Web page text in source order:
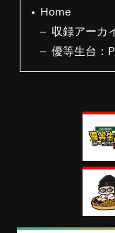
Home
収録アーカ
優等生台：